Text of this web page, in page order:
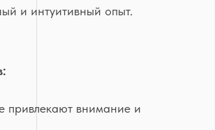
и интуитивный опыт.
привлекают внимание и